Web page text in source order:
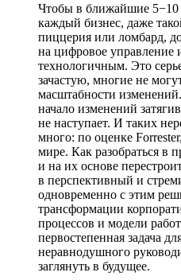
Чтобы в ближайшие 5−10
каждый бизнес, даже
пиццерия или ломбард,
на цифровое управление
технологичным. Это
зачастую, многие не
масштабности
начало изменений
не наступает. И таких
много: по оценке
мире. Как разобраться в
и на их основе
в перспективный и
одновременно с этим
трансформации
процессов и модели
первостепенная задача
неравнодушного
заглянуть в будущее.